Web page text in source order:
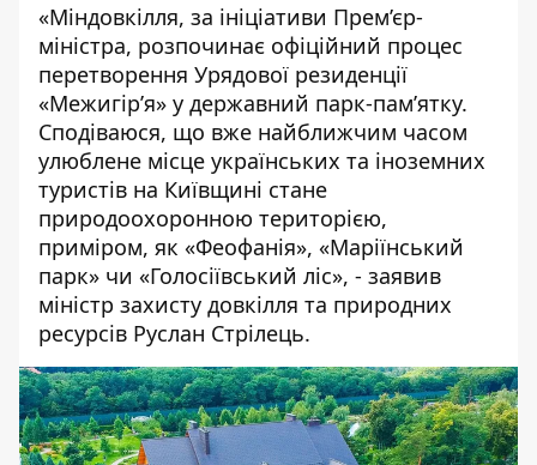
«Міндовкілля, за ініціативи Прем’єр-
міністра, розпочинає офіційний процес
перетворення Урядової резиденції
«Межигір’я» у державний парк-пам’ятку.
Сподіваюся, що вже найближчим часом
улюблене місце українських та іноземних
туристів на Київщині стане
природоохоронною територією,
приміром, як «Феофанія», «Маріїнський
парк» чи «Голосіївський ліс», - заявив
міністр захисту довкілля та природних
ресурсів Руслан Стрілець.